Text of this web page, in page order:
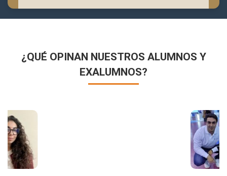
¿QUÉ OPINAN NUESTROS ALUMNOS Y
EXALUMNOS?